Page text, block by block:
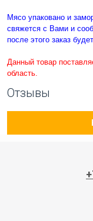
Мясо упаковано и
свяжется с Вами и
после этого заказ
Данный товар
область.
Отзывы